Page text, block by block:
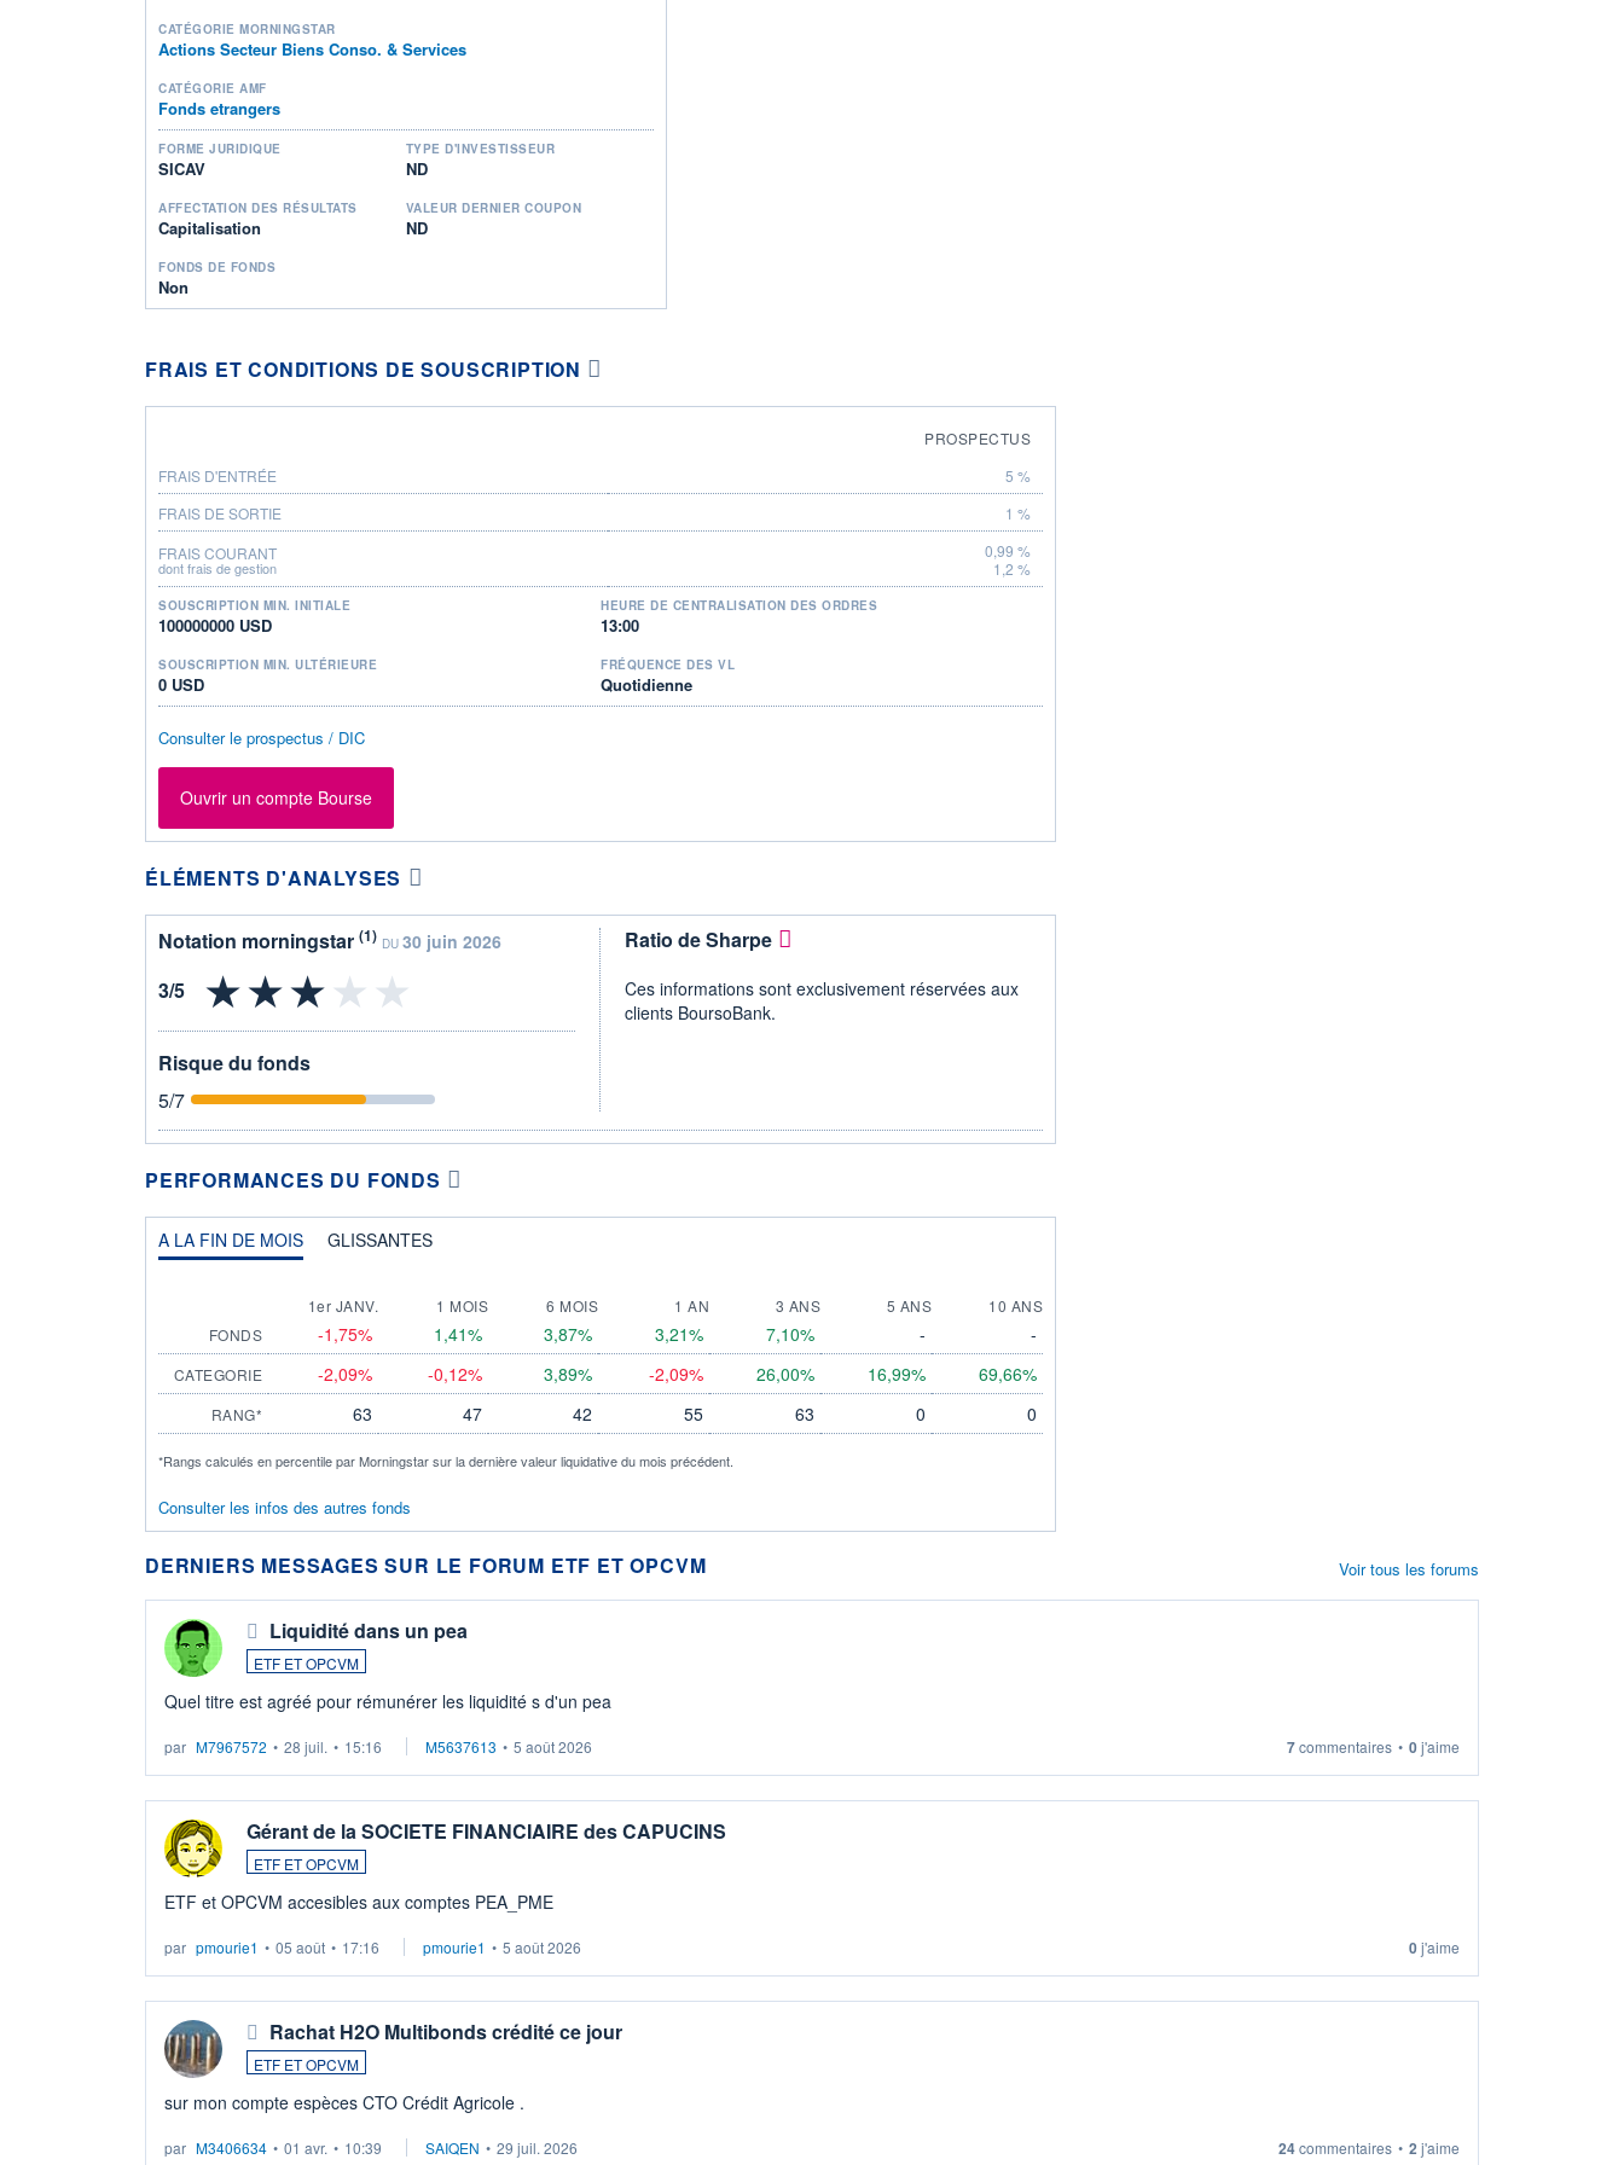
CATÉGORIE MORNINGSTAR
Actions Secteur Biens Conso. & Services
CATÉGORIE AMF
Fonds etrangers
FORME JURIDIQUE
SICAV
TYPE D'INVESTISSEUR
ND
AFFECTATION DES RÉSULTATS
Capitalisation
VALEUR DERNIER COUPON
ND
FONDS DE FONDS
Non
FRAIS ET CONDITIONS DE SOUSCRIPTION
PROSPECTUS
FRAIS D'ENTRÉE
5 %
FRAIS DE SORTIE
1 %
FRAIS COURANT
dont frais de gestion
0,99 %
1,2 %
SOUSCRIPTION MIN. INITIALE
100000000 USD
HEURE DE CENTRALISATION DES ORDRES
13:00
SOUSCRIPTION MIN. ULTÉRIEURE
0 USD
FRÉQUENCE DES VL
Quotidienne
Consulter le prospectus / DIC
Ouvrir un compte Bourse
ÉLÉMENTS D'ANALYSES
Notation morningstar (1) DU 30 juin 2026
Risque du fonds
5/7
Ratio de Sharpe
Ces informations sont exclusivement réservées aux
clients BoursoBank.
PERFORMANCES DU FONDS
A LA FIN DE MOIS GLISSANTES
1er JANV. 1 MOIS 6 MOIS 1 AN 3 ANS 5 ANS
10 ANS
FONDS
-1,75% 1,41% 3,87% 3,21% 7,10% - -
CATEGORIE -2,09% -0,12% 3,89% -2,09% 26,00% 16,99% 69,66%
RANG* 63 47 42 55 63 0 0
*Rangs calculés en percentile par Morningstar sur la dernière valeur liquidative du mois précédent.
Consulter les infos des autres fonds
DERNIERS MESSAGES SUR LE FORUM ETF ET OPCVM
Liquidité dans un pea
ETF ET OPCVM
Quel titre est agréé pour rémunérer les liquidité s d'un pea
par M7967572 • 28 juil. • 15:16 M5637613 • 5 août 2026 7commentaires • 0j'aime
Gérant de la SOCIETE FINANCIAIRE des CAPUCINS
ETF ET OPCVM
ETF et OPCVM accesibles aux comptes PEA_PME
par pmourie1 • 05 août • 17:16 pmourie1 • 5 août 2026 0j'aime
Rachat H2O Multibonds crédité ce jour
ETF ET OPCVM
sur mon compte espèces CTO Crédit Agricole .
par M3406634 • 01 avr. • 10:39 SAIQEN • 29 juil. 2026 24commentaires • 2 j'aime
Voir tous les forums